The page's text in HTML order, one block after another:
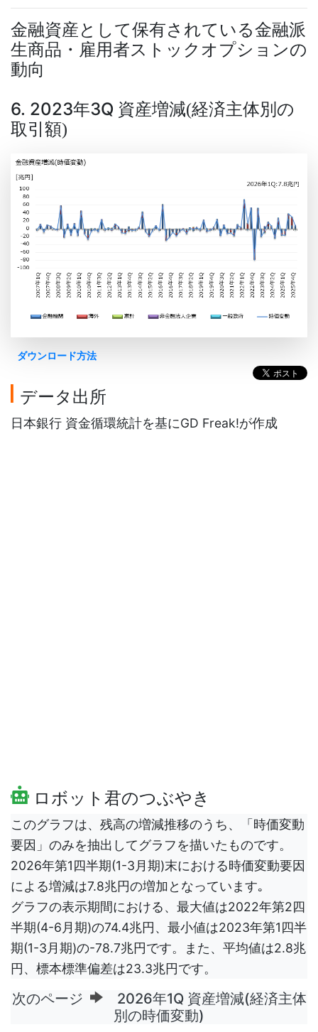
金融資産として保有されている金融派
生商品・雇用者ストックオプションの
動向
6. 2023年3Q 資産増減(経済主体別の
取引額)
ダウンロード方法
データ出所
日本銀行 資金循環統計を基にGD Freak!が作成
ロボット君のつぶやき
このグラフは、残高の増減推移のうち、「時価変動
要因」のみを抽出してグラフを描いたものです。
2026年第1四半期(1-3月期)末における時価変動要因
による増減は7.8兆円の増加となっています｡
グラフの表示期間における、最大値は2022年第2四
半期(4-6月期)の74.4兆円、最小値は2023年第1四半
期(1-3月期)の-78.7兆円です。また、平均値は2.8兆
円、標本標準偏差は23.3兆円です。
次のページ
2026年1Q 資産増減(経済主体
別の時価変動)